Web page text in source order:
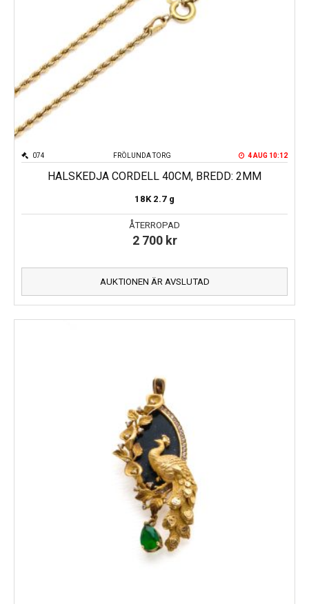
FRÖLUNDA TORG
074 4 AUG 10:12
HALSKEDJA CORDELL 40CM, BREDD: 2MM
18K 2.7 g
ÅTERROPAD
2 700 kr
AUKTIONEN ÄR AVSLUTAD